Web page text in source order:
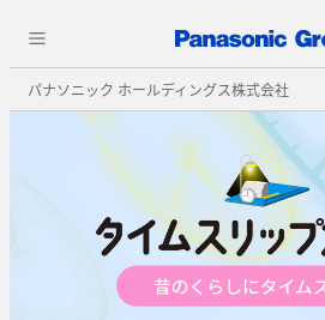
パナソニック ホールディングス株式会社